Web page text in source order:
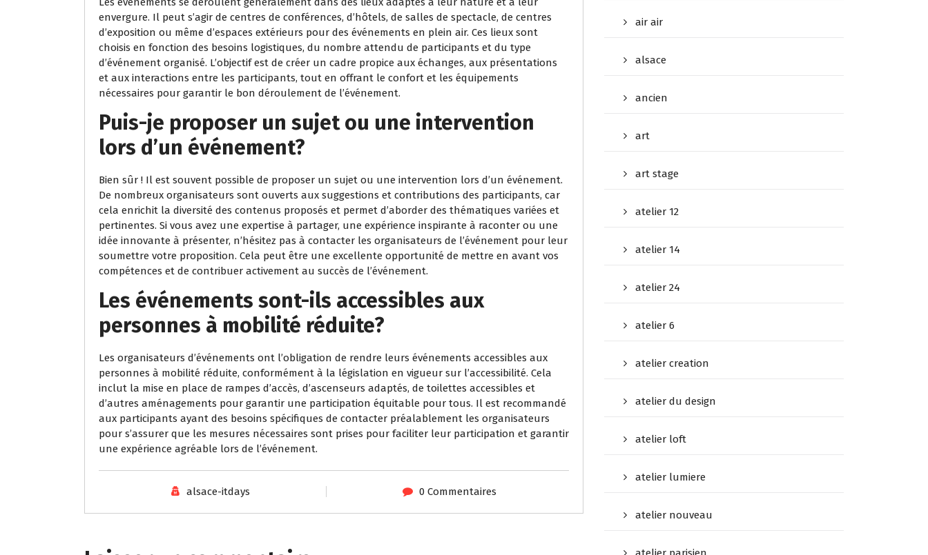
envergure. Il peut s’agir de centres de conférences, d’hôtels, de salles de spectacle, de centres
d’exposition ou même d’espaces extérieurs pour des événements en plein air. Ces lieux sont
choisis en fonction des besoins logistiques, du nombre attendu de participants et du type
d’événement organisé. L’objectif est de créer un cadre propice aux échanges, aux présentations
et aux interactions entre les participants, tout en offrant le confort et les équipements
nécessaires pour garantir le bon déroulement de l’événement.
Puis-je proposer un sujet ou une intervention
lors d’un événement?
Bien sûr ! Il est souvent possible de proposer un sujet ou une intervention lors d’un événement.
De nombreux organisateurs sont ouverts aux suggestions et contributions des participants, car
cela enrichit la diversité des contenus proposés et permet d’aborder des thématiques variées et
pertinentes. Si vous avez une expertise à partager, une expérience inspirante à raconter ou une
idée innovante à présenter, n’hésitez pas à contacter les organisateurs de l’événement pour leur
soumettre votre proposition. Cela peut être une excellente opportunité de mettre en avant vos
compétences et de contribuer activement au succès de l’événement.
Les événements sont-ils accessibles aux
personnes à mobilité réduite?
Les organisateurs d’événements ont l’obligation de rendre leurs événements accessibles aux
personnes à mobilité réduite, conformément à la législation en vigueur sur l’accessibilité. Cela
inclut la mise en place de rampes d’accès, d’ascenseurs adaptés, de toilettes accessibles et
d’autres aménagements pour garantir une participation équitable pour tous. Il est recommandé
aux participants ayant des besoins spécifiques de contacter préalablement les organisateurs
pour s’assurer que les mesures nécessaires sont prises pour faciliter leur participation et garantir
une expérience agréable lors de l’événement.
alsace-itdays 0 Commentaires
air air
alsace
ancien
art
art stage
atelier 12
atelier 14
atelier 24
atelier 6
atelier creation
atelier du design
atelier loft
atelier lumiere
atelier nouveau